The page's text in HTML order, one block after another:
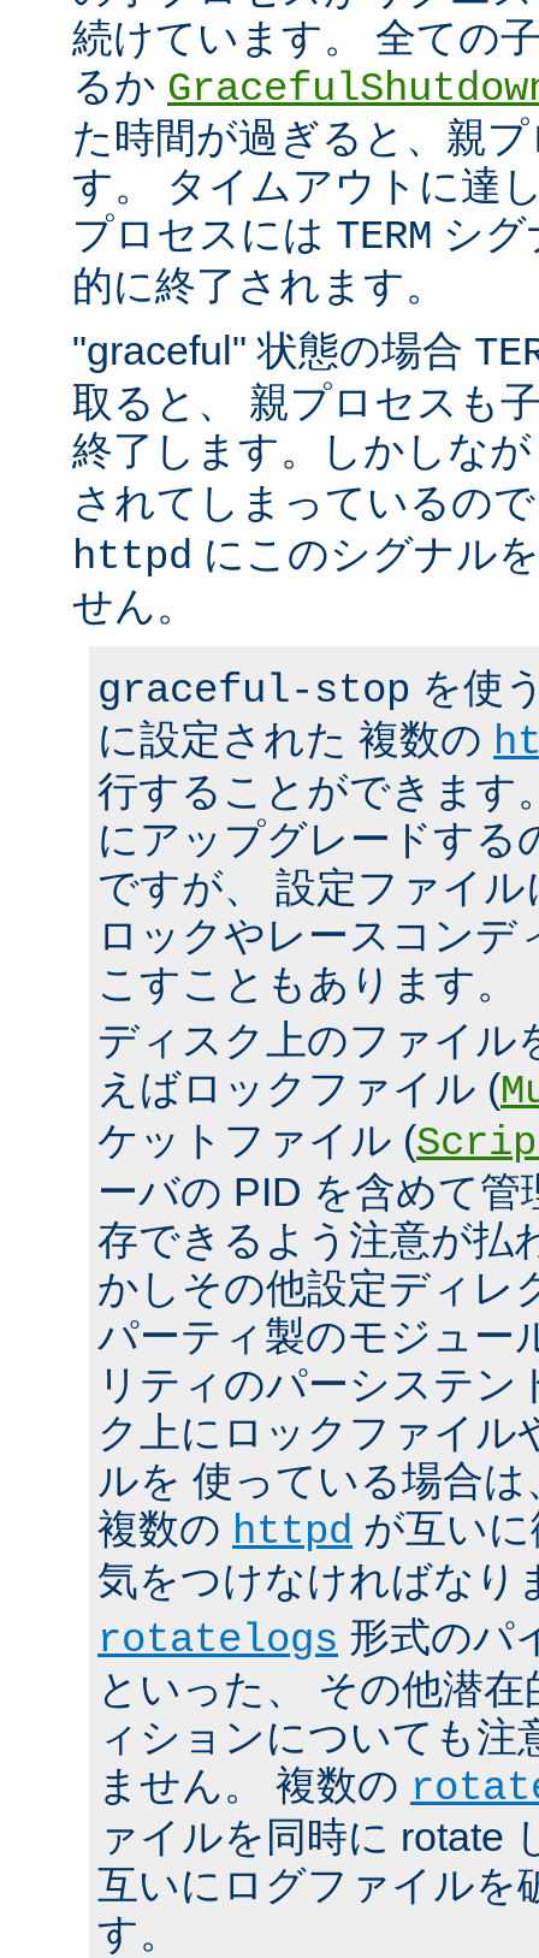
続けています。 全ての
るか
た時間が過ぎると、親
す。 タイムアウトに達
プロセスには TERM シ
的に終了されます。
"graceful" 状態の場合
取ると、 親プロセスも
終了します。しかしな
されてしまっているの
httpd にこのシグナル
せん。
graceful-stop を使
に設定された 複数の
行することができます
にアップグレードする
ですが、 設定ファイ
ロックやレースコンデ
こすこともあります。
ディスク上のファイル
えばロックファイル (
ケットファイル (
ーバの PID を含めて
存できるよう注意が払
かしその他設定ディレ
パーティ製のモジュー
リティのパーシステン
ク上にロックファイル
ルを 使っている場合
複数の httpd が互い
気をつけなければなり
rotatelogs 形式のパ
といった、 その他潜
ィションについても注
ません。 複数の
ァイルを同時に rotate
互いにログファイルを
す。